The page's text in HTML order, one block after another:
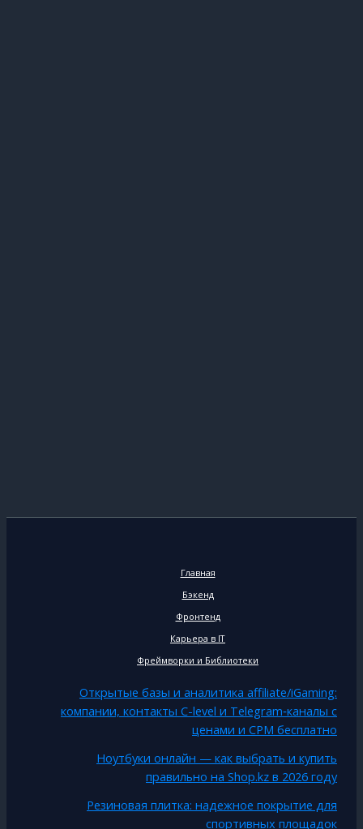
Главная
Бэкенд
Фронтенд
Карьера в IT
Фреймворки и Библиотеки
Открытые базы и аналитика affiliate/iGaming:
компании, контакты C-level и Telegram‑каналы с
ценами и CPM бесплатно
Ноутбуки онлайн — как выбрать и купить
правильно на Shop.kz в 2026 году
Резиновая плитка: надежное покрытие для
спортивных площадок